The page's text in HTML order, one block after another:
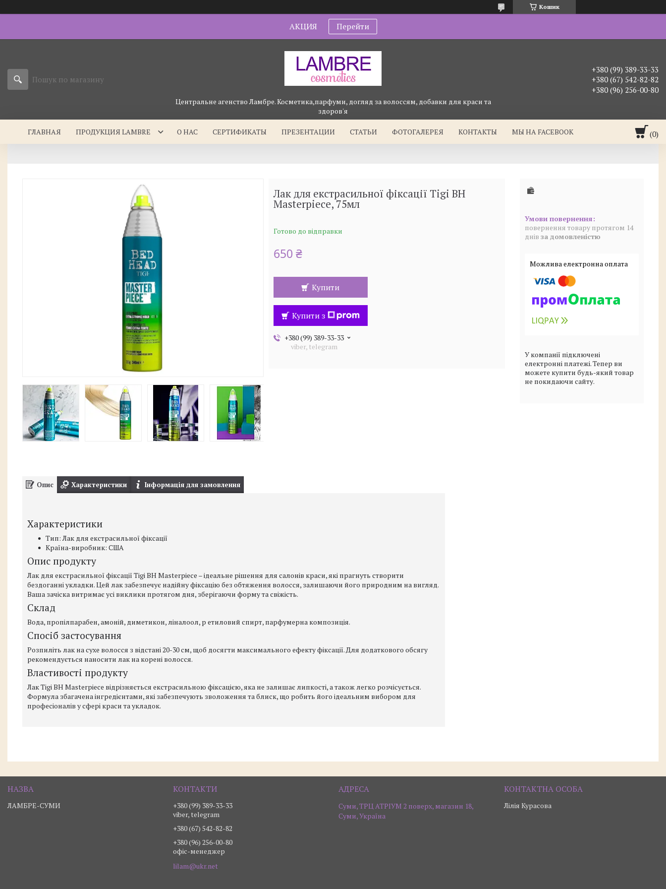
Кошик
АКЦИЯ Перейти
Центральне агенство Ламбре. Косметика,парфуми, догляд за волоссям, добавки для краси та
здоров'я
+380 (99) 389-33-33
+380 (67) 542-82-82
+380 (96) 256-00-80
ГЛАВНАЯ ПРОДУКЦИЯ LAMBRE О НАС СЕРТИФИКАТЫ ПРЕЗЕНТАЦИИ СТАТЬИ ФОТОГАЛЕРЕЯ КОНТАКТЫ МЫ НА FACEBOOK
Лак для екстрасильної фіксації Tigi BH
Masterpiece, 75мл
Готово до відправки
650 ₴
Купити
Купити з
+380 (99) 389-33-33
viber, telegram
повернення товару протягом 14
днів за домовленістю
У компанії підключені
електронні платежі. Тепер ви
можете купити будь-який товар
не покидаючи сайту.
Опис Характеристики Інформація для замовлення
Характеристики
Тип: Лак для екстрасильної фіксації
Країна-виробник: США
Опис продукту
Лак для екстрасильної фіксації Tigi BH Masterpiece – ідеальне рішення для салонів краси, які прагнуть створити
бездоганні укладки. Цей лак забезпечує надійну фіксацію без обтяження волосся, залишаючи його природним на вигляд.
Ваша зачіска витримає усі виклики протягом дня, зберігаючи форму та свіжість.
Склад
Вода, пропілпарабен, амоній, диметикон, ліналоол, р етиловий спирт, парфумерна композиція.
Спосіб застосування
Розпиліть лак на сухе волосся з відстані 20-30 см, щоб досягти максимального ефекту фіксації. Для додаткового обсягу
рекомендується наносити лак на корені волосся.
Властивості продукту
Лак Tigi BH Masterpiece відрізняється екстрасильною фіксацією, яка не залишає липкості, а також легко розчісується.
Формула збагачена інгредієнтами, які забезпечують зволоження та блиск, що робить його ідеальним вибором для
професіоналів у сфері краси та укладок.
ЛАМБРЕ-СУМИ
+380 (99) 389-33-33
viber, telegram
+380 (67) 542-82-82
+380 (96) 256-00-80
офіс-менеджер
lilam@ukr.net
Суми, ТРЦ АТРІУМ 2 поверх, магазин 18,
Суми, Україна
Лілія Курасова